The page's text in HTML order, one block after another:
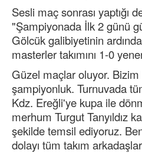
Sesli maç sonrası yaptığı
"Şampiyonada İlk 2 günü
Gölcük galibiyetinin
masterler takımını 1-0
Güzel maçlar oluyor.
şampiyonluk. Turnuvada
Kdz. Ereğli'ye kupa ile
merhum Turgut Tanyıldız
şekilde temsil ediyoruz.
dolayı tüm takım